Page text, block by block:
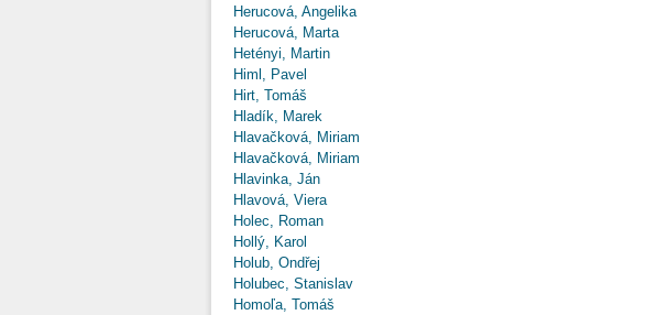
Herucová, Angelika
Herucová, Marta
Hetényi, Martin
Himl, Pavel
Hirt, Tomáš
Hladík, Marek
Hlavačková, Miriam
Hlavačková, Miriam
Hlavinka, Ján
Hlavová, Viera
Holec, Roman
Hollý, Karol
Holub, Ondřej
Holubec, Stanislav
Homoľa, Tomáš